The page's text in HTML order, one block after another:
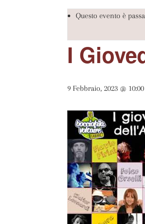
Questo evento è
I
9 Febbraio, 2023 @